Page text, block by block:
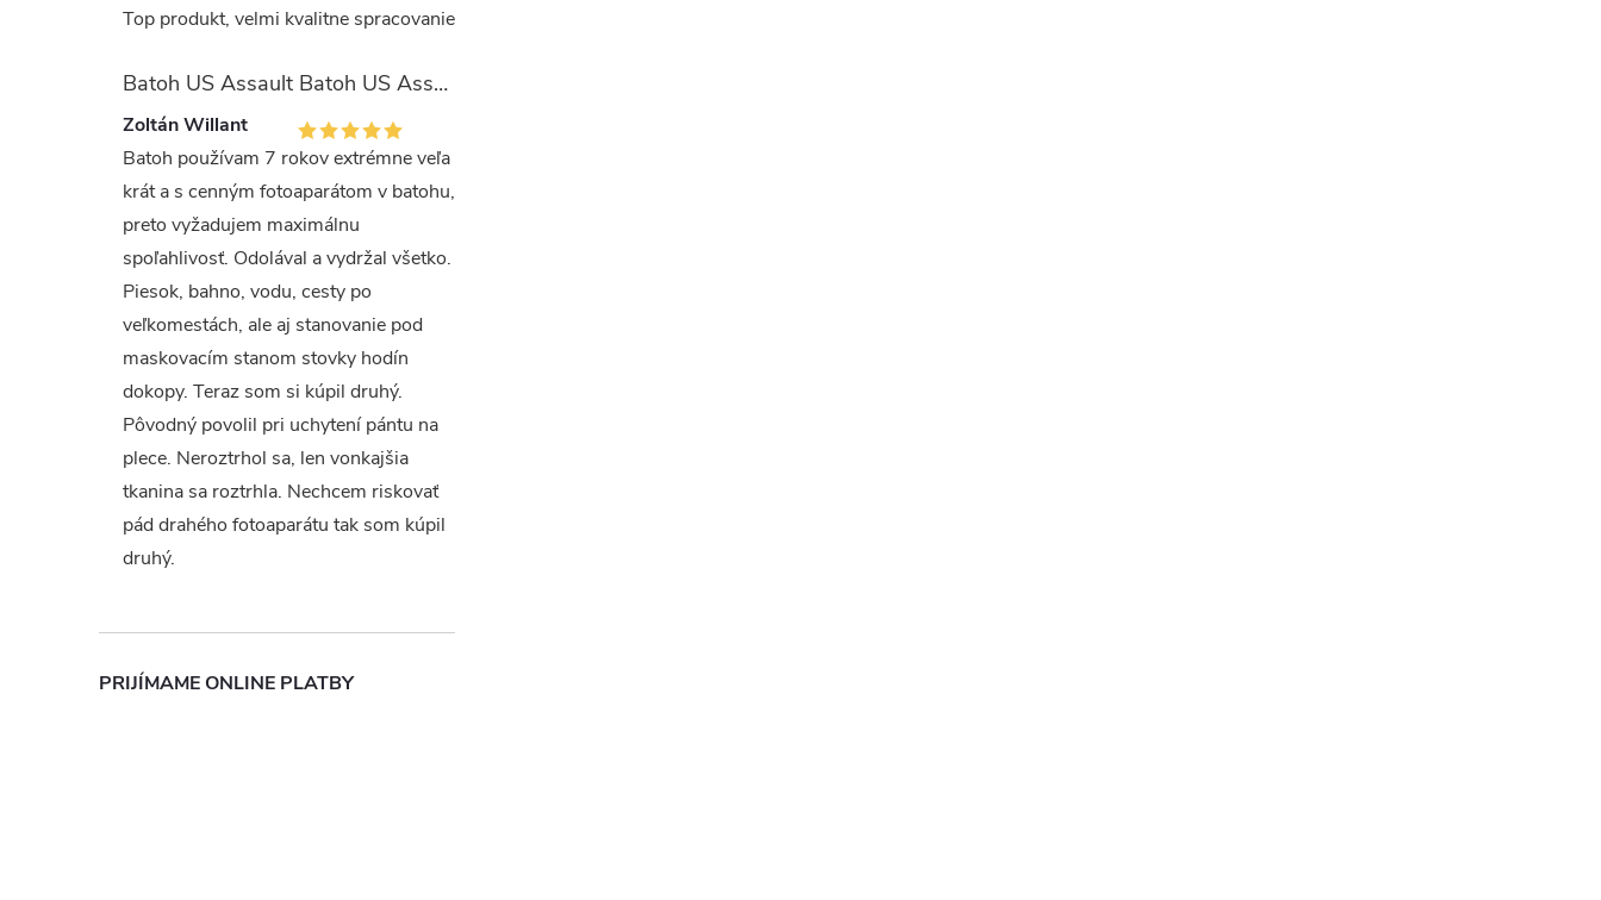
Top produkt, velmi kvalitne spracovanie
Batoh US Assault Batoh US Assault "LASER CUT" 36l MULTIT.
Zoltán Willant
Batoh používam 7 rokov extrémne veľa
krát a s cenným fotoaparátom v batohu,
preto vyžadujem maximálnu
spoľahlivosť. Odolával a vydržal všetko.
Piesok, bahno, vodu, cesty po
veľkomestách, ale aj stanovanie pod
maskovacím stanom stovky hodín
dokopy. Teraz som si kúpil druhý.
Pôvodný povolil pri uchytení pántu na
plece. Neroztrhol sa, len vonkajšia
tkanina sa roztrhla. Nechcem riskovať
pád drahého fotoaparátu tak som kúpil
druhý.
PRIJÍMAME ONLINE PLATBY